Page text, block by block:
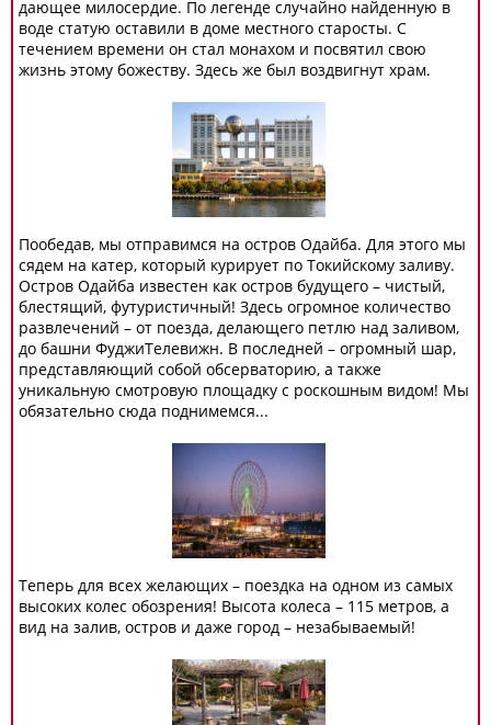
дающее милосердие. По легенде случайно найденную в
воде статую оставили в доме местного старосты. С
течением времени он стал монахом и посвятил свою
жизнь этому божеству. Здесь же был воздвигнут храм.
Пообедав, мы отправимся на остров Одайба. Для этого мы
сядем на катер, который курирует по Токийскому заливу.
Остров Одайба известен как остров будущего – чистый,
блестящий, футуристичный! Здесь огромное количество
развлечений – от поезда, делающего петлю над заливом,
до башни ФуджиТелевижн. В последней – огромный шар,
представляющий собой обсерваторию, а также
уникальную смотровую площадку с роскошным видом! Мы
обязательно сюда поднимемся...
Теперь для всех желающих – поездка на одном из самых
высоких колес обозрения! Высота колеса – 115 метров, а
вид на залив, остров и даже город – незабываемый!